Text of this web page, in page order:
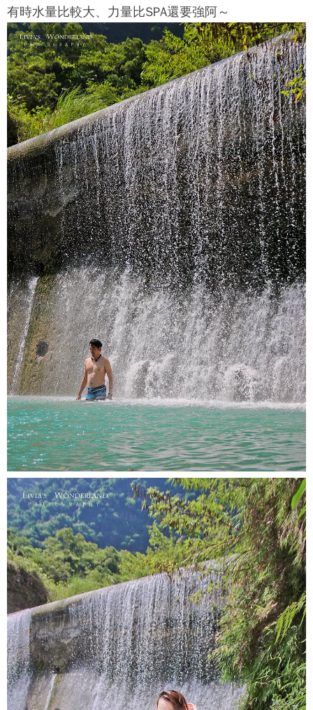
有時水量比較大、力量比SPA還要強阿～